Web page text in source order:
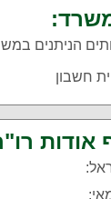
הניתנים
חשבון
אודות